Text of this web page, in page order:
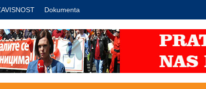
Dokumenta